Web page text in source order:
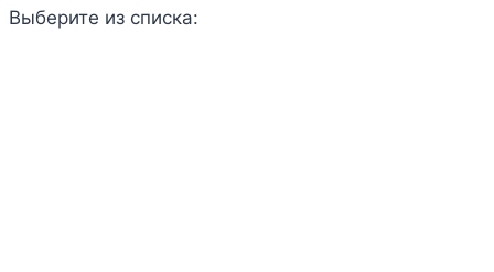
Выберите из списка: